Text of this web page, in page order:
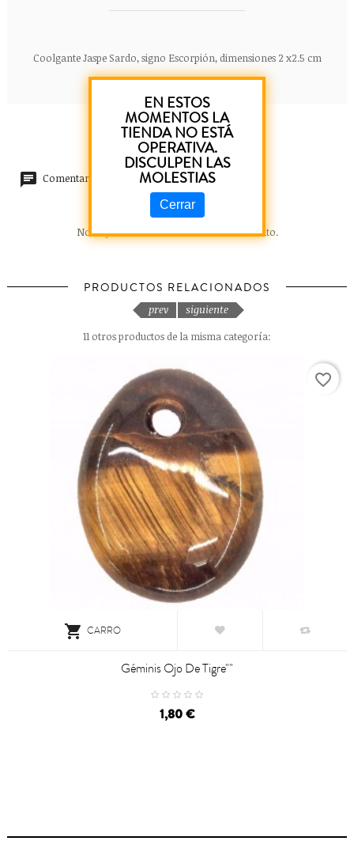
Coolgante Jaspe Sardo, signo Escorpión, dimensiones 2 x2.5 cm
Comentarios (0)
No hay reseñas de clientes en este momento.
PRODUCTOS RELACIONADOS
11 otros productos de la misma categoría:
 CARRO
Géminis Ojo De Tigre""
1,80 €
favorite_border
prev siguiente
EN ESTOS
MOMENTOS LA
TIENDA NO ESTÁ
OPERATIVA.
DISCULPEN LAS
MOLESTIAS
Cerrar